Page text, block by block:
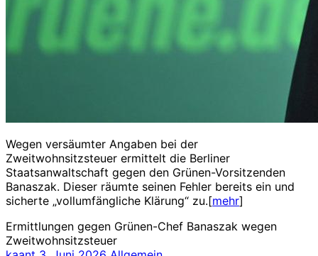
Wegen versäumter Angaben bei der
Zweitwohnsitzsteuer ermittelt die Berliner
Staatsanwaltschaft gegen den Grünen-Vorsitzenden
Banaszak. Dieser räumte seinen Fehler bereits ein und
sicherte „vollumfängliche Klärung“ zu.[mehr]
Ermittlungen gegen Grünen-Chef Banaszak wegen
Zweitwohnsitzsteuer